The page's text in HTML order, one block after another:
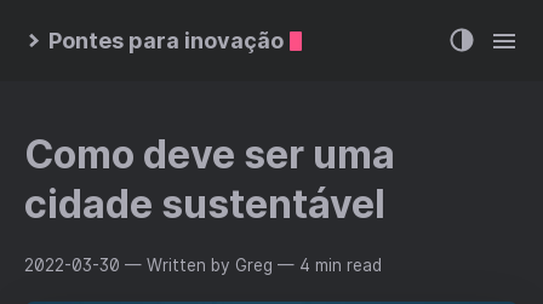
Pontes para inovação
Como deve ser uma
cidade sustentável
2022-03-30 — Written by Greg — 4 min read